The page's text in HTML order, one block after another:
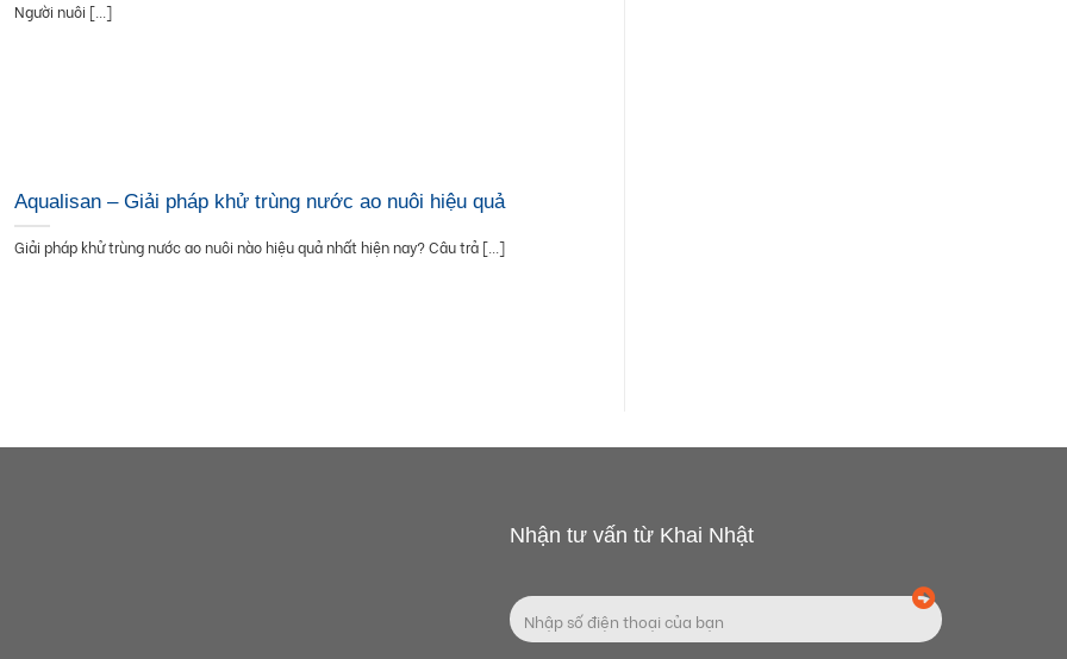
Người nuôi [...]
Aqualisan – Giải pháp khử trùng nước ao nuôi hiệu quả
Giải pháp khử trùng nước ao nuôi nào hiệu quả nhất hiện nay? Câu trả [...]
Nhận tư vấn từ Khai Nhật